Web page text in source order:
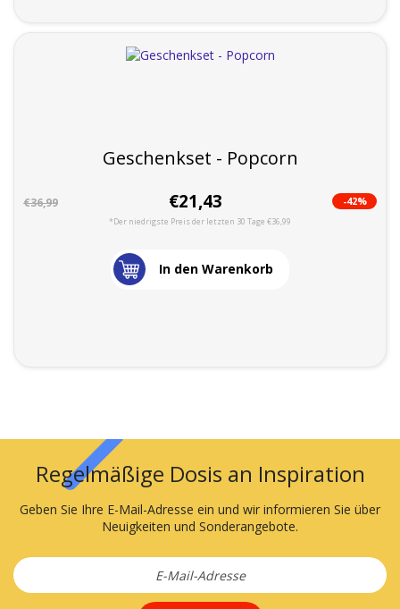
Geschenkset - Popcorn
€36,99 €21,43 -42%
*Der niedrigste Preis der letzten 30 Tage €36,99
In den Warenkorb
Regelmäßige Dosis an Inspiration
Geben Sie Ihre E-Mail-Adresse ein und wir informieren Sie über
Neuigkeiten und Sonderangebote.